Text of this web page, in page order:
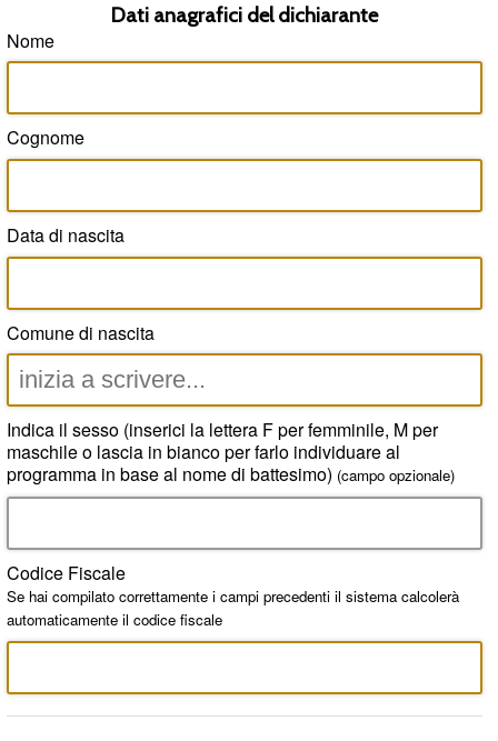
Dati anagrafici del dichiarante
Nome
Cognome
Data di nascita
Comune di nascita
Indica il sesso (inserici la lettera F per femminile, M per
maschile o lascia in bianco per farlo individuare al
programma in base al nome di battesimo) (campo opzionale)
Codice Fiscale
Se hai compilato correttamente i campi precedenti il sistema calcolerà
automaticamente il codice fiscale